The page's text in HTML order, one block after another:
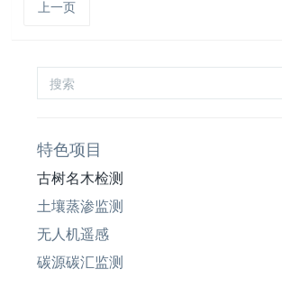
上一页
特色项目
古树名木检测
土壤蒸渗监测
无人机遥感
碳源碳汇监测